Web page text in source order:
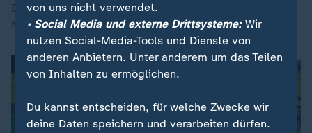
Einstellungsmuster kommen auch im Fußball wieder in
Mode.
von uns nicht verwendet.
• Social Media und externe Drittsysteme:Wir
nutzen Social-Media-Tools und Dienste von
anderen Anbietern. Unter anderem um das Teilen
von Inhalten zu ermöglichen.
Du kannst entscheiden, für welche Zwecke wir
deine Daten speichern und verarbeiten dürfen.